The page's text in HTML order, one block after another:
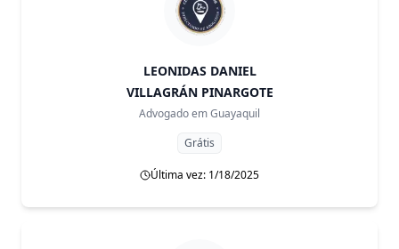
LEONIDAS DANIEL
VILLAGRÁN PINARGOTE
Advogado emGuayaquil
Grátis
Última vez: 1/18/2025